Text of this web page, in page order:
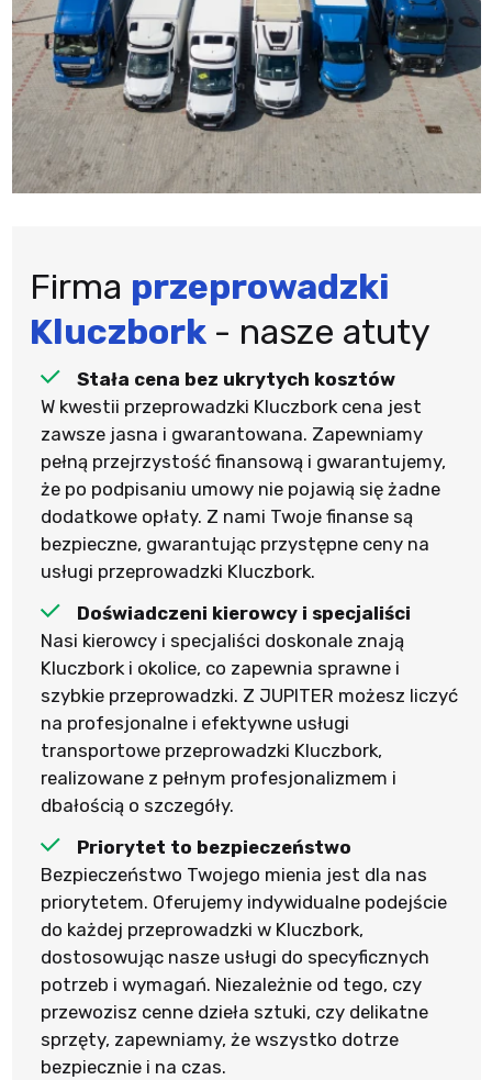
Firma przeprowadzki
Kluczbork - nasze atuty
Stała cena bez ukrytych kosztów
W kwestii przeprowadzki Kluczbork cena jest
zawsze jasna i gwarantowana. Zapewniamy
pełną przejrzystość finansową i gwarantujemy,
że po podpisaniu umowy nie pojawią się żadne
dodatkowe opłaty. Z nami Twoje finanse są
bezpieczne, gwarantując przystępne ceny na
usługi przeprowadzki Kluczbork.
Doświadczeni kierowcy i specjaliści
Nasi kierowcy i specjaliści doskonale znają
Kluczbork i okolice, co zapewnia sprawne i
szybkie przeprowadzki. Z JUPITER możesz liczyć
na profesjonalne i efektywne usługi
transportowe przeprowadzki Kluczbork,
realizowane z pełnym profesjonalizmem i
dbałością o szczegóły.
Priorytet to bezpieczeństwo
Bezpieczeństwo Twojego mienia jest dla nas
priorytetem. Oferujemy indywidualne podejście
do każdej przeprowadzki w Kluczbork,
dostosowując nasze usługi do specyficznych
potrzeb i wymagań. Niezależnie od tego, czy
przewozisz cenne dzieła sztuki, czy delikatne
sprzęty, zapewniamy, że wszystko dotrze
bezpiecznie i na czas.